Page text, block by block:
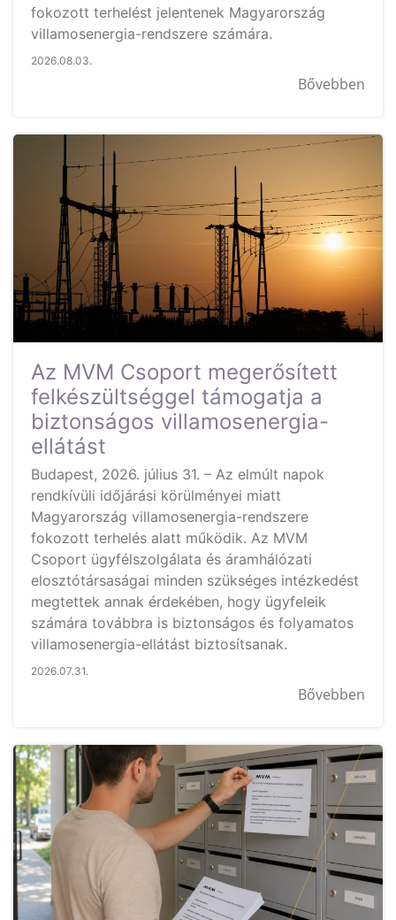
fokozott terhelést jelentenek Magyarország
villamosenergia-rendszere számára.
2026.08.03.
Bővebben
Az MVM Csoport megerősített
felkészültséggel támogatja a
biztonságos villamosenergia-
ellátást
Budapest, 2026. július 31. – Az elmúlt napok
rendkívüli időjárási körülményei miatt
Magyarország villamosenergia-rendszere
fokozott terhelés alatt működik. Az MVM
Csoport ügyfélszolgálata és áramhálózati
elosztótársaságai minden szükséges intézkedést
megtettek annak érdekében, hogy ügyfeleik
számára továbbra is biztonságos és folyamatos
villamosenergia-ellátást biztosítsanak.
2026.07.31.
Bővebben